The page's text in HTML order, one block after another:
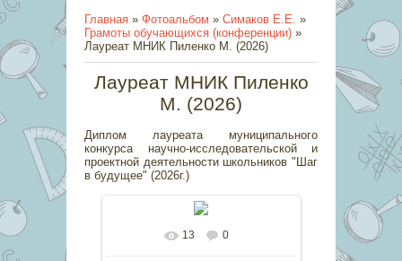
Главная » Фотоальбом » Симаков Е.Е. »
Грамоты обучающихся (конференции) »
Лауреат МНИК Пиленко М. (2026)
Лауреат МНИК Пиленко
М. (2026)
Диплом лауреата муниципального
конкурса научно-исследовательской и
проектной деятельности школьников "Шаг
в будущее" (2026г.)
В реальном размере
13 0